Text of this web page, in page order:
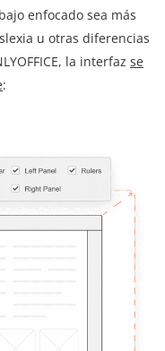
enfocado sea más
u otras diferencias
la interfaz se
: